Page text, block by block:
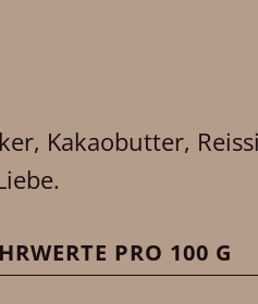
Kakaobutter,
PRO 100 G